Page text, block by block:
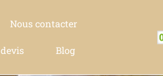
Nous contacter
Blog